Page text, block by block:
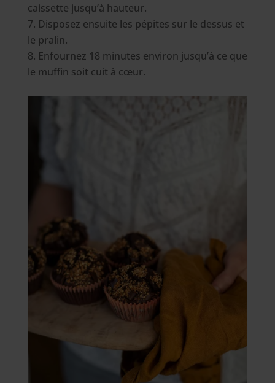
caissette jusqu’à hauteur.
Disposez ensuite les pépites sur le dessus et
le pralin.
Enfournez 18 minutes environ jusqu’à ce que
le muffin soit cuit à cœur.